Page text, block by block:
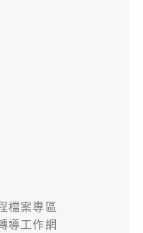
檔案專區
導工作網